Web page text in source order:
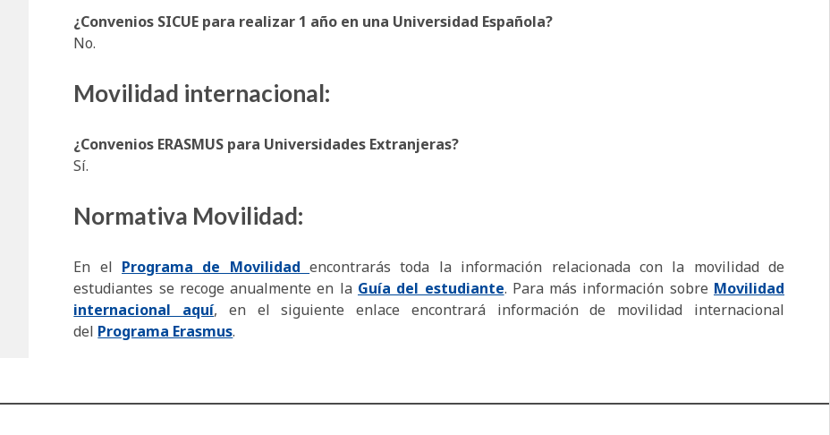
¿Convenios SICUE para realizar 1 año en una Universidad Española?
No.
Movilidad internacional:
¿Convenios ERASMUS para Universidades Extranjeras?
Sí.
Normativa Movilidad:
En el Programa de Movilidadencontrarás toda la información relacionada con la movilidad de
estudiantes se recoge anualmente en la Guía del estudiante. Para más información sobre Movilidad
internacional aquí, en el siguiente enlace encontrará información de movilidad internacional
del Programa Erasmus.